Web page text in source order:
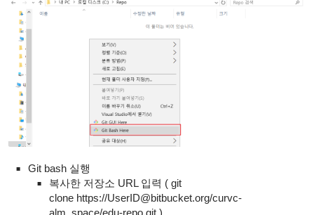
Git bash 실행
복사한 저장소 URL 입력 ( git
clone https://UserID@bitbucket.org/curvc-